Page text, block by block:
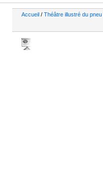
Accueil / Théâtre illustré du pneu